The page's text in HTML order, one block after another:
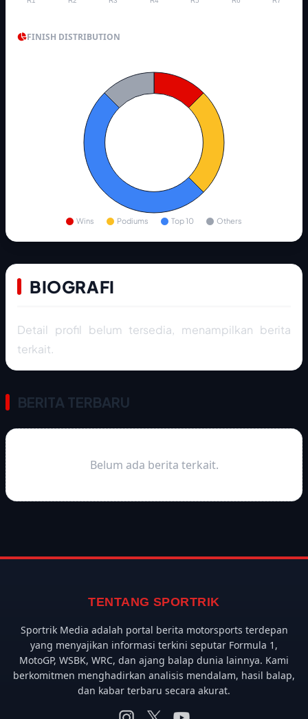
FINISH DISTRIBUTION
Wins Podiums Top 10 Others
BIOGRAFI
Detail profil belum tersedia, menampilkan berita
terkait.
BERITA TERBARU
Belum ada berita terkait.
TENTANG SPORTRIK
Sportrik Media adalah portal berita motorsports terdepan
yang menyajikan informasi terkini seputar Formula 1,
MotoGP, WSBK, WRC, dan ajang balap dunia lainnya. Kami
berkomitmen menghadirkan analisis mendalam, hasil balap,
dan kabar terbaru secara akurat.